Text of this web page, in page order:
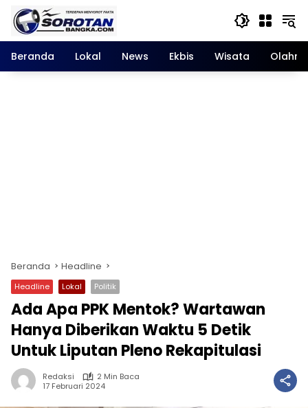
Langsung
konten
Beranda
Lokal News Ekbis Wisata
Beranda Headline
Headline Lokal Politik
Ada Apa PPK Mentok? Wartawan
Hanya Diberikan Waktu 5 Detik
Untuk Liputan Pleno Rekapitulasi
Redaksi
2 Min Baca
17 Februari 2024